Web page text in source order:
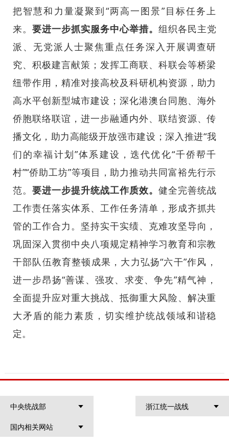
把智慧和力量凝聚到“两高一图景”目标任务上
来。 要进一步抓实服务中心举措。 组织各民主党
派、无党派人士聚焦重点任务深入开展调查研
究、积极建言献策；发挥工商联、科联会等桥梁
纽带作用，精准对接高校及科研机构资源，助力
高水平创新型城市建设；深化港澳台同胞、海外
侨胞联络联谊，进一步融通内外、联结资源、传
播文化，助力高能级开放强市建设；深入推进“我
们的幸福计划”体系建设，迭代优化“千侨帮千
村”“侨助工坊”等项目，助力推动共同富裕先行示
范。 要进一步提升统战工作质效。 健全完善统战
工作责任落实体系、工作任务清单，形成齐抓共
管的工作合力。坚持实干实绩、克难攻坚导向，
巩固深入贯彻中央八项规定精神学习教育和宗教
干部队伍教育整顿成果，大力弘扬“六干”作风，
进一步昂扬“善谋、强攻、求变、争先”精气神，
全面提升应对重大挑战、抵御重大风险、解决重
大矛盾的能力素质，切实维护统战领域和谐稳
定。
中央统战部
浙江统一战线
国内相关网站